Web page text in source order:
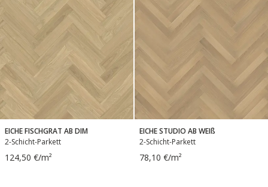
EICHE FISCHGRAT AB DIM
2-Schicht-Parkett
124,50 €/m²
EICHE STUDIO AB WEIß
2-Schicht-Parkett
78,10 €/m²